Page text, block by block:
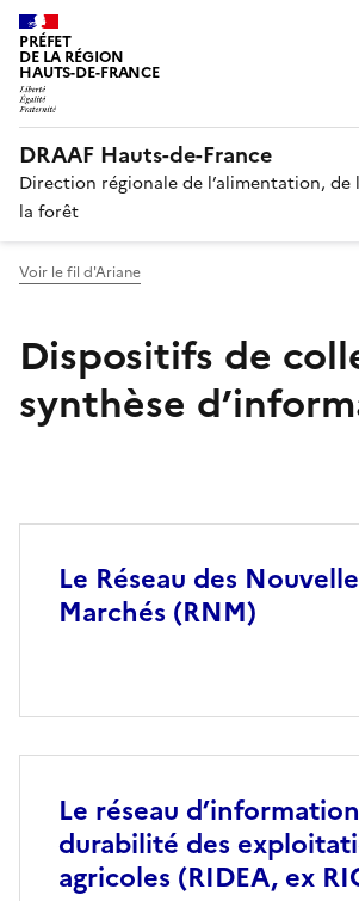
PRÉFET
DE LA RÉGION
HAUTS-DE-FRANCE
DRAAF Hauts-de-France
Direction régionale de l’alimentation, de
la forêt
Voir le fil d'Ariane
Dispositifs de
synthèse
Le Réseau des
Marchés (RNM)
Le réseau
durabilité des
agricoles (RIDEA, ex